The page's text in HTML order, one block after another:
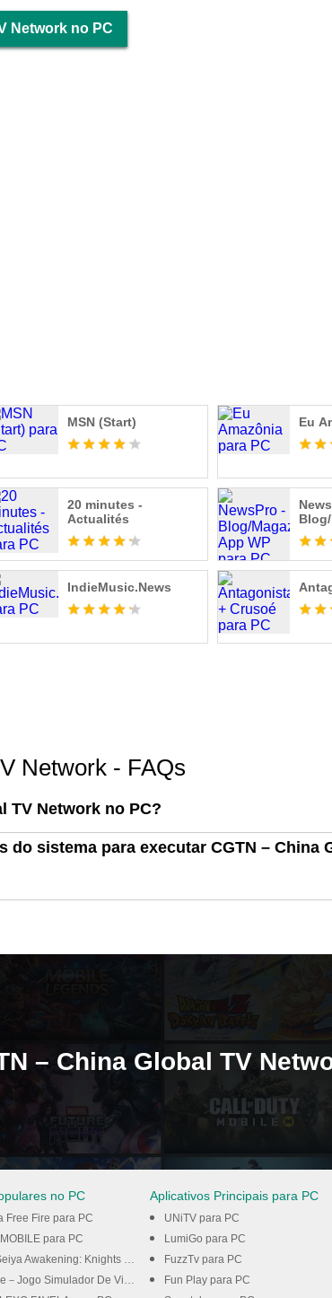
Network no PC
MSN (Start) Eu
20 minutes -
Actualités
WP
IndieMusic.News
Network - FAQs
TV Network no PC?
sistema para executar CGTN – China
– China Global TV
no PC
Free Fire para PC
para PC
Knights of the Zodiac para PC
Jogo Simulador De Vida para PC
Aplicativos Principais para PC
UNiTV para PC
LumiGo para PC
FuzzTv para PC
Fun Play para PC